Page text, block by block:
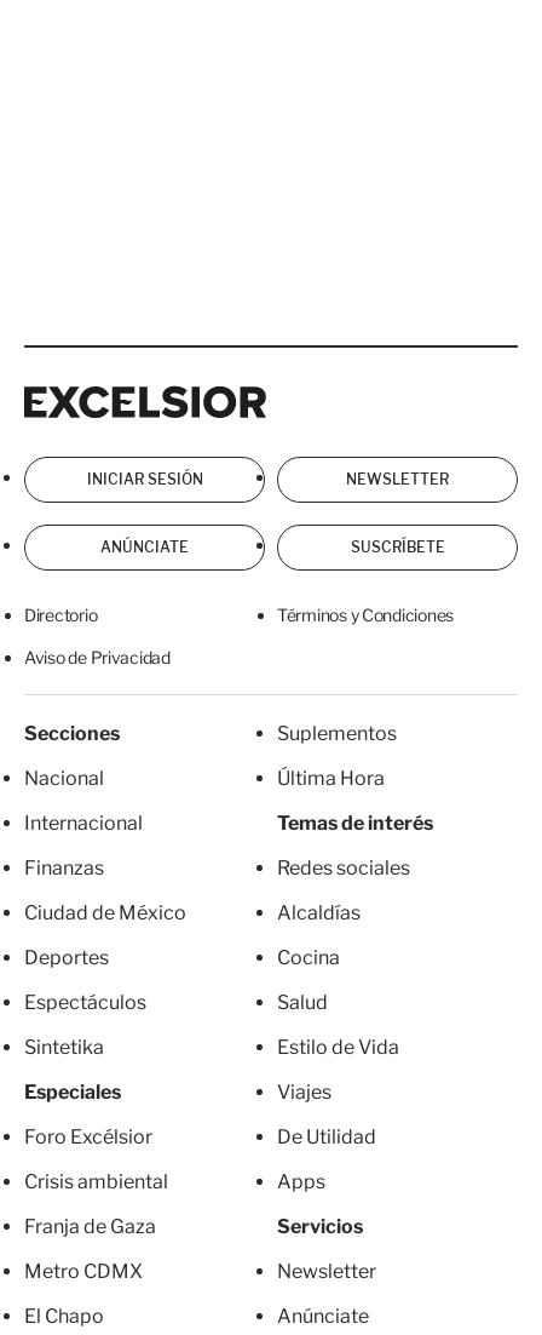
INICIAR SESIÓN NEWSLETTER
ANÚNCIATE SUSCRÍBETE
Directorio Términos y Condiciones
Aviso de Privacidad
Secciones
Nacional
Internacional
Finanzas
Ciudad de México
Deportes
Espectáculos
Sintetika
Especiales
Foro Excélsior
Crisis ambiental
Franja de Gaza
Metro CDMX
El Chapo
Suplementos
Última Hora
Temas de interés
Redes sociales
Alcaldías
Cocina
Salud
Estilo de Vida
Viajes
De Utilidad
Apps
Servicios
Newsletter
Anúnciate